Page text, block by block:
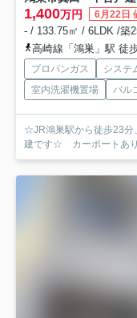
1,400万円 6月22日
- / 133.75㎡ / 6LDK /築
高崎線「鴻巣」駅 徒
プロパンガス システ
室内洗濯機置場
バル
☆JR鴻巣駅から徒歩23分
建です☆ カーポートあり